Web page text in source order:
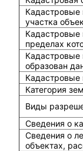
Кадастровые
участка
Кадастровые
пределах
Кадастровые
образован
Кадастровые
Категория
Виды
Сведения о
Cведения о
объектах,